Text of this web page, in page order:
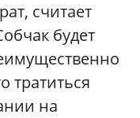
считает
будет
тратиться
на